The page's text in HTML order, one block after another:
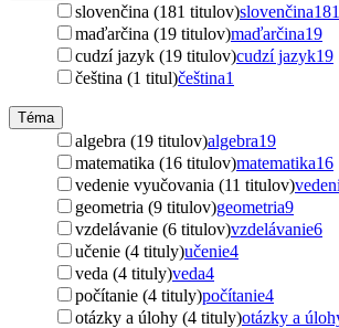
slovenčina (181 titulov)slovenčina181
maďarčina (19 titulov)maďarčina19
cudzí jazyk (19 titulov)cudzí jazyk19
čeština (1 titul)čeština1
Téma
algebra (19 titulov)algebra19
matematika (16 titulov)matematika16
vedenie vyučovania (11 titulov)
geometria (9 titulov)geometria9
vzdelávanie (6 titulov)vzdelávanie6
učenie (4 tituly)učenie4
veda (4 tituly)veda4
počítanie (4 tituly)počítanie4
otázky a úlohy (4 tituly)otázky a